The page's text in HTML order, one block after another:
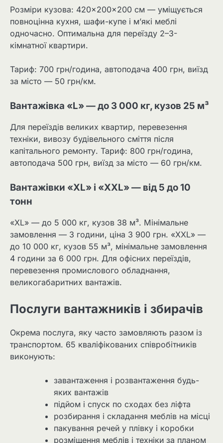
Розміри кузова: 420×200×200 см — уміщується
повноцінна кухня, шафи-купе і м’які меблі
одночасно. Оптимальна для переїзду 2–3-
кімнатної квартири.
Тариф: 700 грн/година, автоподача 400 грн, виїзд
за місто — 50 грн/км.
Вантажівка «L» — до 3 000 кг, кузов 25 м³
Для переїздів великих квартир, перевезення
техніки, вивозу будівельного сміття після
капітального ремонту. Тариф: 800 грн/година,
автоподача 500 грн, виїзд за місто — 60 грн/км.
Вантажівки «XL» і «XXL» — від 5 до 10
тонн
«XL» — до 5 000 кг, кузов 38 м³. Мінімальне
замовлення — 3 години, ціна 3 900 грн. «XXL» —
до 10 000 кг, кузов 55 м³, мінімальне замовлення
4 години за 6 000 грн. Для офісних переїздів,
перевезення промислового обладнання,
великогабаритних вантажів.
Послуги вантажників і збирачів
Окрема послуга, яку часто замовляють разом із
транспортом. 65 кваліфікованих співробітників
виконують:
завантаження і розвантаження будь-
яких вантажів
підйом і спуск по сходах без ліфта
розбирання і складання меблів на місці
пакування речей у плівку і коробки
розміщення меблів і техніки за планом